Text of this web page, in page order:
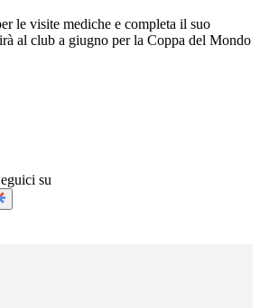
le visite mediche e completa il suo
al club a giugno per la Coppa del Mondo
su